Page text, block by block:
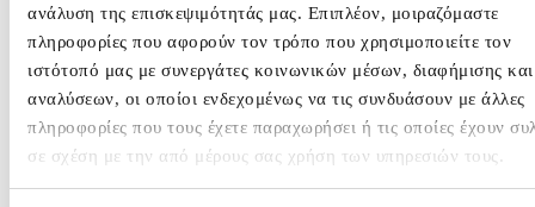
ανάλυση της επισκεψιμότητάς μας. Επιπλέον, μοιραζόμαστε
πληροφορίες που αφορούν τον τρόπο που χρησιμοποιείτε τον
ιστότοπό μας με συνεργάτες κοινωνικών μέσων, διαφήμισης και
αναλύσεων, οι οποίοι ενδεχομένως να τις συνδυάσουν με άλλες
πληροφορίες που τους έχετε παραχωρήσει ή τις οποίες έχουν
σε σχέση με την από μέρους σας χρήση των υπηρεσιών τους.
Strategy &
Issues & Crisis
Data Analytics
B2B
Internal
Digital Marketing
Content Marketing &